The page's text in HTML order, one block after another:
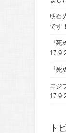
明石
です！
『
『
エジ
ト